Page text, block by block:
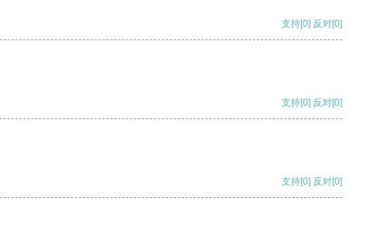
支持[0] 反对[0]
支持[0] 反对[0]
支持[0] 反对[0]